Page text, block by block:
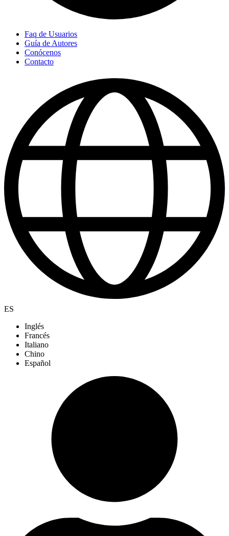
Faq de Usuarios
Guía de Autores
Conócenos
Contacto
ES
Inglés
Francés
Italiano
Chino
Español